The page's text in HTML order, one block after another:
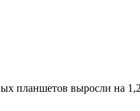
выросли на